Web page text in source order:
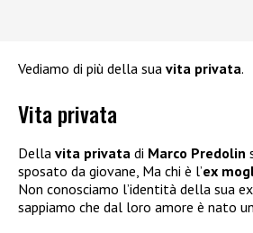
Vediamo di più della sua vita privata.
Vita privata
Della vita privata di Marco Predolin
sposato da giovane, Ma chi è l’ex
Non conosciamo l’identità della sua
sappiamo che dal loro amore è nato un